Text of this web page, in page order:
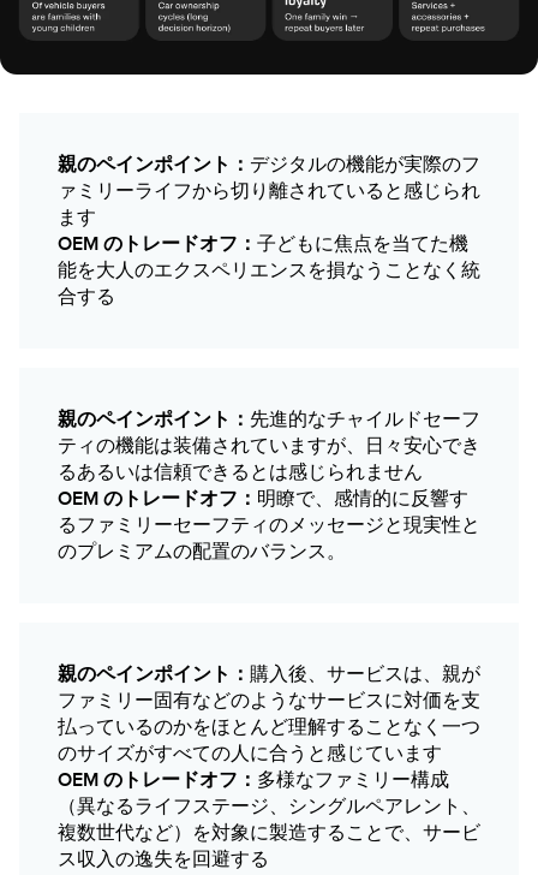
親のペインポイント： デジタルの機能が実際のフ
ァミリーライフから切り離されていると感じられ
ます
OEM のトレードオフ： 子どもに焦点を当てた機
能を大人のエクスペリエンスを損なうことなく統
合する
親のペインポイント： 先進的なチャイルドセーフ
ティの機能は装備されていますが、日々安心でき
るあるいは信頼できるとは感じられません
OEM のトレードオフ： 明瞭で、感情的に反響す
るファミリーセーフティのメッセージと現実性と
のプレミアムの配置のバランス。
親のペインポイント： 購入後、サービスは、親が
ファミリー固有などのようなサービスに対価を支
払っているのかをほとんど理解することなく一つ
のサイズがすべての人に合うと感じています
OEM のトレードオフ： 多様なファミリー構成
（異なるライフステージ、シングルペアレント、
複数世代など）を対象に製造することで、サービ
ス収入の逸失を回避する